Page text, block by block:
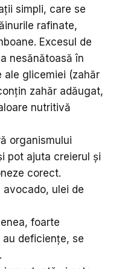
simpli, care se
rafinate,
Excesul de
nesănătoasă în
ale glicemiei (zahăr
zahăr adăugat,
nutritivă
organismului
pot ajuta creierul și
corect.
avocado, ulei de
foarte
deficiențe, se